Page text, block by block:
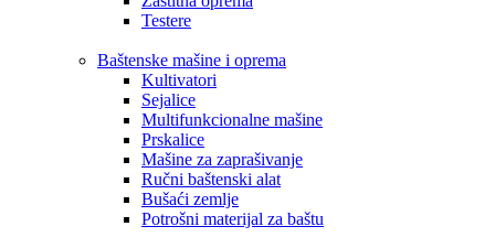
Testere
Baštenske mašine i oprema
Kultivatori
Sejalice
Multifunkcionalne mašine
Prskalice
Mašine za zaprašivanje
Ručni baštenski alat
Bušaći zemlje
Potrošni materijal za baštu